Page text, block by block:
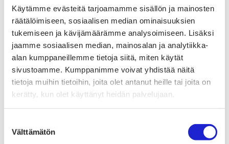
Käytämme evästeitä tarjoamamme sisällön ja mainosten
räätälöimiseen, sosiaalisen median ominaisuuksien
tukemiseen ja kävijämäärämme analysoimiseen. Lisäksi
jaamme sosiaalisen median, mainosalan ja analytiikka-
alan kumppaneillemme tietoja siitä, miten käytät
sivustoamme. Kumppanimme voivat yhdistää näitä
tietoja muihin tietoihin, joita olet antanut heille tai joita on
kerätty, kun olet käyttänyt heidän palvelujaan.
valinta
Välttämätön
Digitaalinen tuotepassi
Tekstiilien tuottajavastuu (EPR)
Kannanotot ja lausunnot
Lausunnot ja kantapaperit
Pikamuodin rajoittaminen
Vaikuttajaryhmät jäsenyrityksille
Työelämä-vaikuttajaryhmä
Yritysvastuu, kiertotalous ja toimivat markkinat -
vaikuttajaryhmä
Kansainvälinen liiketoiminta ja rahoitus -
Julkiset hankinnat ja huoltovarmuus -
Kestävä tuotepolitiikka​ -vaikuttajaryhmä
Osaaminen ja vetovoima -vaikuttajaryhmä